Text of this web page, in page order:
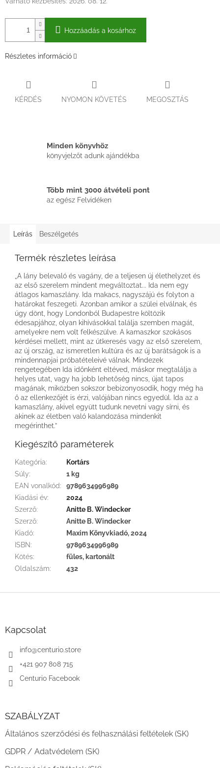
Hozzáadás a kosárhoz
Részletes információ
KÉRDÉS NYOMON KÖVETÉS MEGOSZTÁS
Minden könyvhöz
könyvjelzőt adunk ajándékba
Több mint 3000 átvételi pont
az egész Felvidéken
Leírás Beszélgetés
Termék részletes leírása
„A lány belevaló és vagány, de a teljesen új élethelyzet és
az első szerelem mindent megváltoztat... Ida nem egy
átlagos kamaszlány. Ida makacs, nagyszájú és folyton a
határokat feszegeti. Azonban amikor a szülei elválnak, és
úgy dönt, hogy Londonból Budapestre költözik
édesapjához, olyan kihívásokkal találja szemben magát,
amelyekre nem volt felkészülve. A kamaszkor szokásos
kérdései mellett, mint az útkeresés vagy az első szerelem,
az új ország, az ismeretlen kultúra és az új barátságok is a
mindennapjai próbatételeivé válnak. Mindezek
rengetegében Ida időnként eltéved, máskor megtalálja a
helyes utat, vagy ha jobb lehetőség nincs, újat tapos
magának, miközben sokszor bebizonyosodik, hogy még ha
ő az ellenkezőjét is érzi, valójában nincs egyedül. Ida az a
kamaszlány, akivel együtt tudunk nevetni vagy sírni, és
akinek az életben való kalandozása mindenkit
megérinthet.”
Kiegészítő paraméterek
Kategória:
Kortárs
Súly:
1 kg
EAN vonalkód:
9789634996989
Kiadási év:
2024
Szerző:
Anitte B. Windecker
Szerző:
Anitte B. Windecker
Kiadó:
Maxim Könyvkiadó, 2024
ISBN:
9789634996989
Kötés:
füles, kartonált
Oldalszám: 432
Kapcsolat
info@centurio.store
+421 907 808 715
Centurio Facebook
SZABÁLYZAT
Általános szerződési és felhasználási feltételek (SK)
GDPR / Adatvédelem (SK)